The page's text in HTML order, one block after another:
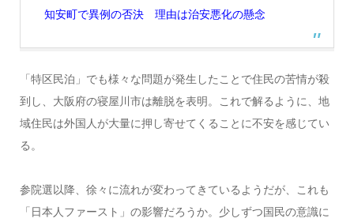
知安町で異例の否決 理由は治安悪化の懸念
「特区民泊」でも様々な問題が発生したことで住民の苦情が殺
到し、大阪府の寝屋川市は離脱を表明。これで解るように、地
域住民は外国人が大量に押し寄せてくることに不安を感じてい
る。
参院選以降、徐々に流れが変わってきているようだが、これも
「日本人ファースト」の影響だろうか。少しずつ国民の意識に